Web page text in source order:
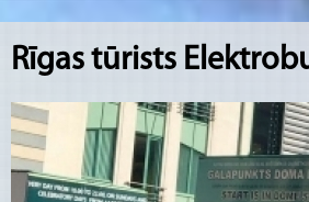
Rīgas tūrists